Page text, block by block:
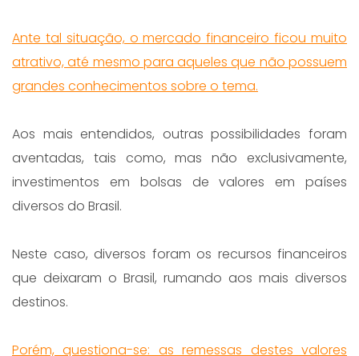
Ante tal situação, o mercado financeiro ficou muito
atrativo, até mesmo para aqueles que não possuem
grandes conhecimentos sobre o tema.
Aos mais entendidos, outras possibilidades foram
aventadas, tais como, mas não exclusivamente,
investimentos em bolsas de valores em países
diversos do Brasil.
Neste caso, diversos foram os recursos financeiros
que deixaram o Brasil, rumando aos mais diversos
destinos.
Porém, questiona-se: as remessas destes valores